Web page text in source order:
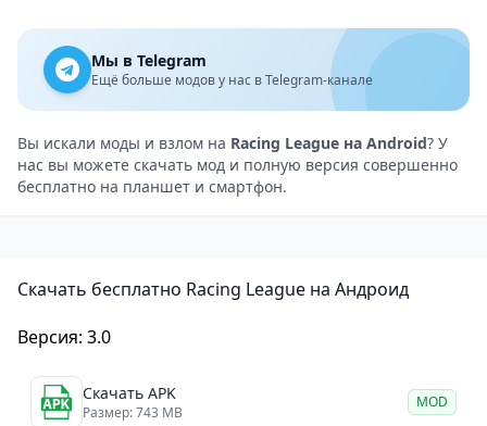
что подразумевает простое управление и
захватывающую динамику. Вас ждут увлекательные
гонки с соперниками, режимы на время и
возможность оттачивать свои навыки в свободных
заездах.
Графика и звук
звуковое сопровождение придаст игре еще больше
моторов и шум трассы.
Почему стоит попробовать Racing League?
Доступность оффлайн: игра не требует интернета,
Мы в Telegram
Ещё больше модов у нас в Telegram-канале
Вы искали моды и взлом на Racing League на Android? У
нас вы можете скачать мод и полную версия совершенно
бесплатно на планшет и смартфон.
Скачать бесплатно Racing League на Андроид
Версия: 3.0
Скачать APK
Размер: 743 MB
MOD